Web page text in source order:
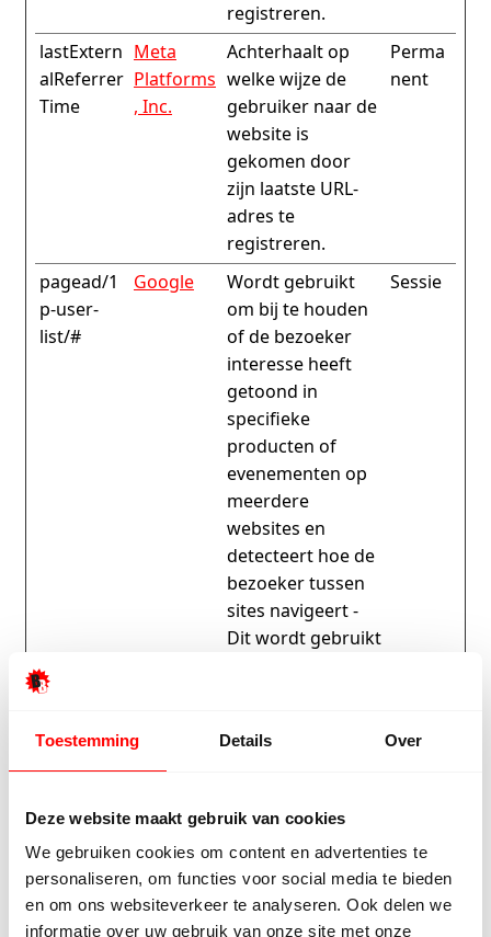
Toestemming Details Over
Deze website maakt gebruik van cookies
We gebruiken cookies om content en advertenties te
personaliseren, om functies voor social media te bieden
en om ons websiteverkeer te analyseren. Ook delen we
informatie over uw gebruik van onze site met onze
registreren.
lastExtern
alReferrer
Time
Meta
Platforms
, Inc.
Achterhaalt op
welke wijze de
gebruiker naar de
website is
gekomen door
zijn laatste URL-
adres te
registreren.
Perma
nent
pagead/1
p-user-
list/#
Google
Wordt gebruikt
om bij te houden
of de bezoeker
interesse heeft
getoond in
specifieke
producten of
evenementen op
meerdere
websites en
detecteert hoe de
bezoeker tussen
sites navigeert -
Dit wordt gebruikt
vergemakkelijkt
tussen websites.
Sessie
sbjs_curre
www.beb
ovloeren.
be
Verzamelt
gegevens over
gedrag en
Sessie